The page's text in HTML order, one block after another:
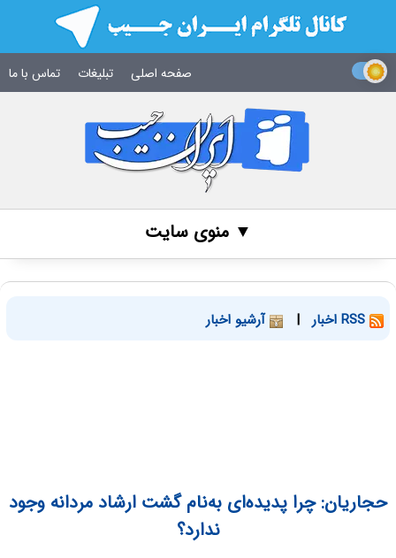
صفحه اصلی تبلیغات تماس با ما
▼ منوی سایت
| آرشیو اخبار
حجاریان: چرا پدیده‌ای به‌نام گشت ارشاد مردانه وجود
ندارد؟